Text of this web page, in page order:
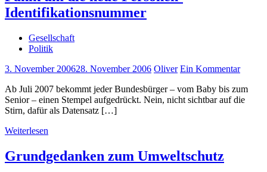
Identifikationsnummer
Gesellschaft
Politik
3. November 200628. November 2006 Oliver Ein Kommentar
Ab Juli 2007 bekommt jeder Bundesbürger – vom Baby bis zum
Senior – einen Stempel aufgedrückt. Nein, nicht sichtbar auf die
Stirn, dafür als Datensatz […]
Weiterlesen
Grundgedanken zum Umweltschutz